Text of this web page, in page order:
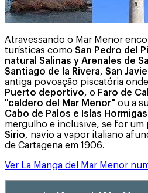
Atravessando o Mar Menor
turísticas como San Pedro del
natural Salinas y Arenales de
Santiago de la Rivera, San
antiga povoação piscatória
Puerto deportivo, o Faro de
"caldero del Mar Menor" ou a
Cabo de Palos e Islas Hormigas
mergulho e inclusive, se for um
Sirio, navio a vapor italiano
de Cartagena em 1906.
Ver La Manga del Mar Menor